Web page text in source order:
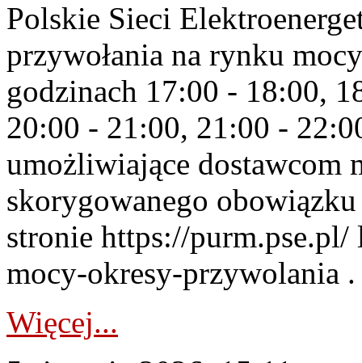
Polskie Sieci
przywołania na rynku
godzinach 17:00 - 18:00,
20:00 - 21:00, 21:00 -
umożliwiające dostawcom
skorygowanego
stronie https://
mocy-okresy-przywolania
Więcej...